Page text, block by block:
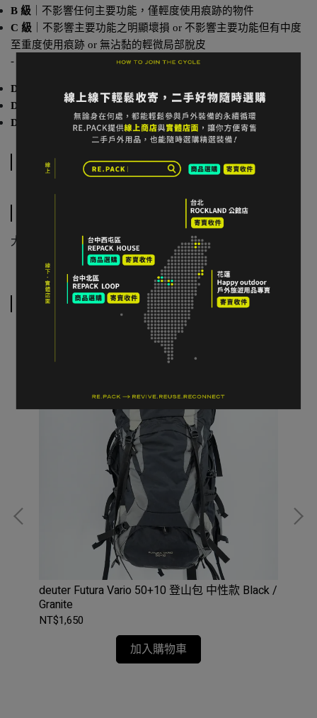
B 級 ｜不影響任何主要功能，僅輕度使用痕跡的物件
C 級 ｜不影響主要功能之明顯壞損 or 不影響主要功能但有中度
至重度使用痕跡 or 無沾黏的輕微局部脫皮
-
D-1 級
D-2 級
｜內部面料有明顯沾黏，塗層有程度不一的小洞脫皮
D-3 級
｜內部面料有明顯沾黏且大面積塗層剝落
規格說明
大型物件請選宅配寄送
相關商品
deuter Futura Vario 50+10 登山包 中性款 Black /
Granite
NT$1,650
加入購物車